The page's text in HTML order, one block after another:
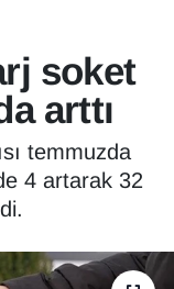
soket
arttı
temmuzda
4 artarak 32